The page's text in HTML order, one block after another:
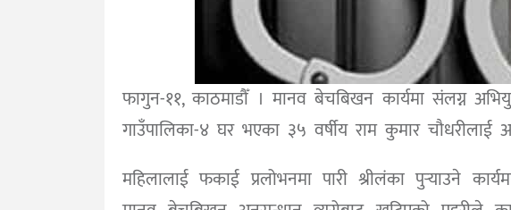
फागुन-११, काठमाडौँ । मानव बेचबिखन कार्यमा संलग्न
गाउँपालिका-४ घर भएका ३५ वर्षीय राम कुमार चौधरीलाई
महिलालाई फकाई प्रलोभनमा पारी श्रीलंका पुर्‍याउने